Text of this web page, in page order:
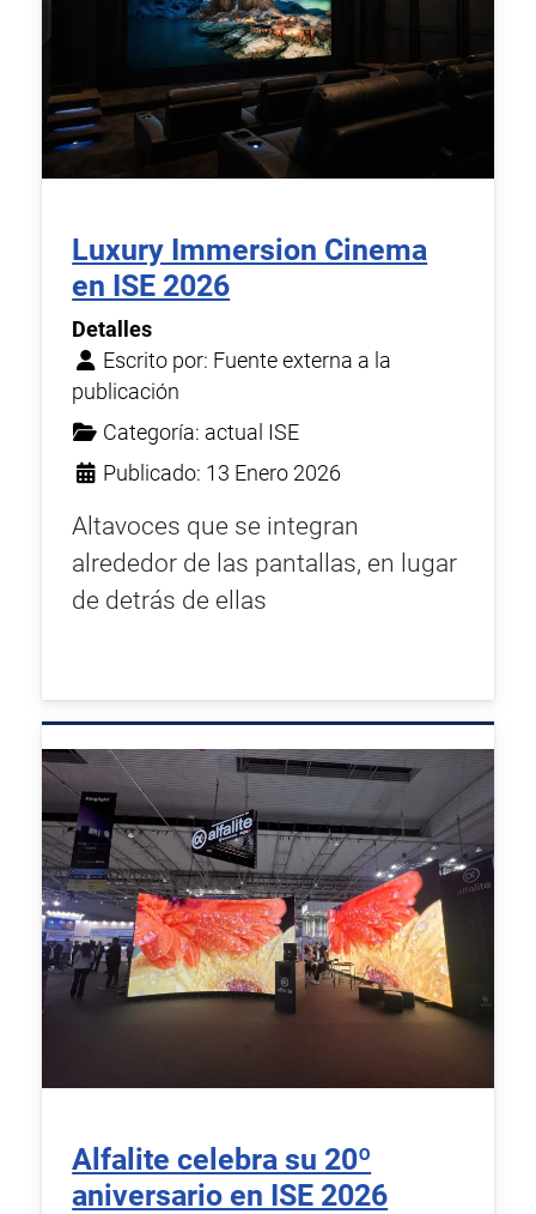
Luxury Immersion Cinema
en ISE 2026
Detalles
Escrito por: Fuente externa a la
publicación
Categoría: actual ISE
Publicado: 13 Enero 2026
Altavoces que se integran
alrededor de las pantallas, en lugar
de detrás de ellas
Alfalite celebra su 20º
aniversario en ISE 2026